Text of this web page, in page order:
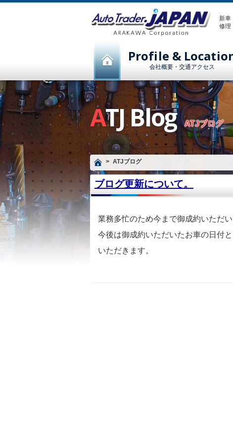
新車
修理
Profile &
会社概要・交通アクセス
ATJ Blog ATJブログ
ATJブログ
ブログ更新について。
業務多忙のため今まで御成約いただ
今後は御成約いただいたお車の日付
いただきます。